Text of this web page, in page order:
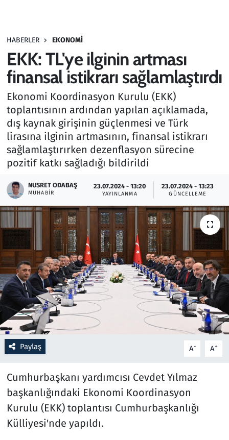
HABERLER EKONOMI
EKK: TL'ye ilginin artması
finansal istikrarı sağlamlaştırdı
Ekonomi Koordinasyon Kurulu (EKK)
toplantısının ardından yapılan açıklamada,
dış kaynak girişinin güçlenmesi ve Türk
lirasına ilginin artmasının, finansal istikrarı
sağlamlaştırırken dezenflasyon sürecine
pozitif katkı sağladığı bildirildi
NUSRET ODABAŞ
MUHABIR
23.07.2024 - 13:20
YAYINLANMA
23.07.2024 - 13:23
GÜNCELLEME
Paylaş A- A+
Cumhurbaşkanı yardımcısı Cevdet Yılmaz
başkanlığındaki Ekonomi Koordinasyon
Kurulu (EKK) toplantısı Cumhurbaşkanlığı
Külliyesi'nde yapıldı.
Haber
Kültür Sanat
Kurumsal Haberler
Lezzet Durağı
Memur ve Kamu
Ramazan
Resmi İlanlar
Rüya Tabirleri
Sağlık
Savunma Sanayi
Seçim 2023
Spor
Teknoloji ve Bilim